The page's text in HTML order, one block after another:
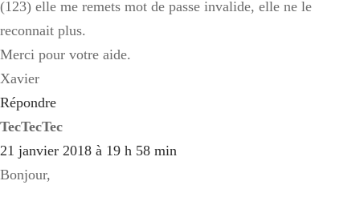
(123) elle me remets mot de passe invalide, elle ne le
reconnait plus.
Merci pour votre aide.
Xavier
Répondre
TecTecTec
21 janvier 2018 à 19 h 58 min
Bonjour,